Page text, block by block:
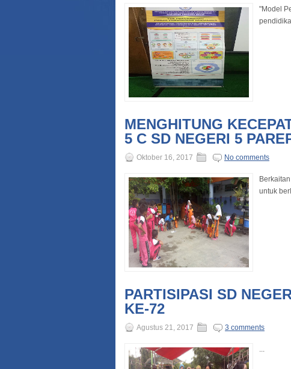
"Model
MENGHITUNG
5 C SD NEGERI 5
Oktober 16, 2017 No comments
untuk
PARTISIPASI SD
KE-72
Agustus 21, 2017 3 comments
...